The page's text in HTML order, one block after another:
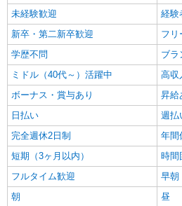
未経験歓迎
経験
新卒・第二新卒歓迎
フリ
学歴不問
ブラ
ミドル（40代～）活躍中
高収
ボーナス・賞与あり
昇給
日払い
週払
完全週休2日制
年間
短期（3ヶ月以内）
時間
フルタイム歓迎
早朝
朝
昼